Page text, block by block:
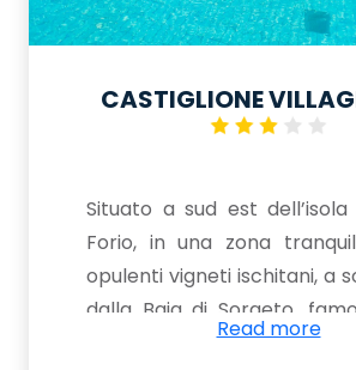
CASTIGLIONE
Situato a sud est dell’isola
Forio, in una zona
opulenti vigneti ischitani, a
dalla Baia di Sorgeto,
sue vasche naturali
Read more